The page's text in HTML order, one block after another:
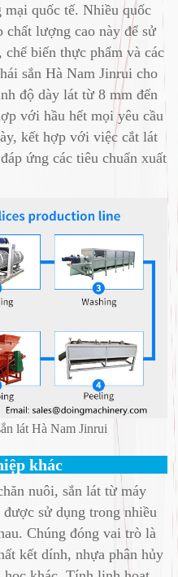
quốc tế. Nhiều quốc
chất lượng cao này để sử
biến thực phẩm và các
sắn Hà Nam Jinrui cho
độ dày lát từ 8 mm đến
với hầu hết mọi yêu cầu
kết hợp với việc cắt lát
ứng các tiêu chuẩn xuất
lát Hà Nam Jinrui
khác
nuôi, sắn lát từ máy
sử dụng trong nhiều
Chúng đóng vai trò là
kết dính, nhựa phân hủy